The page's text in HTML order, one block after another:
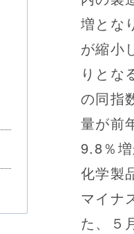
増とな
が縮小
りとな
の同指
量が前
9.8％
化学製
マイナ
た、５